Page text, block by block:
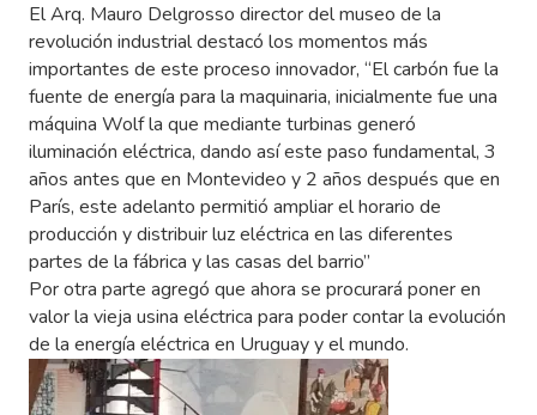
El Arq. Mauro Delgrosso director del museo de la
revolución industrial destacó los momentos más
importantes de este proceso innovador, “El carbón fue la
fuente de energía para la maquinaria, inicialmente fue una
máquina Wolf la que mediante turbinas generó
iluminación eléctrica, dando así este paso fundamental, 3
años antes que en Montevideo y 2 años después que en
París, este adelanto permitió ampliar el horario de
producción y distribuir luz eléctrica en las diferentes
partes de la fábrica y las casas del barrio”
Por otra parte agregó que ahora se procurará poner en
valor la vieja usina eléctrica para poder contar la evolución
de la energía eléctrica en Uruguay y el mundo.